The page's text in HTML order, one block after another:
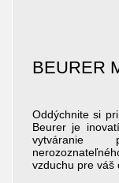
BEURER
Oddýchnite si
Beurer je
vytváranie
vzduchu pre váš